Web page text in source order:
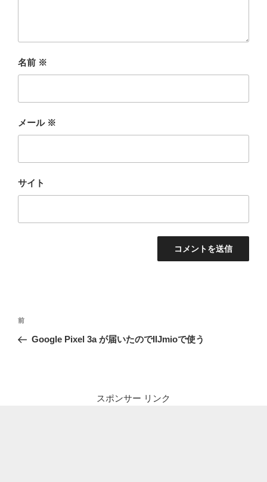
名前 ※
メール ※
サイト
投
ナ
前
の
前
Google Pixel 3a が届いたのでIIJmioで使う
スポンサー リンク